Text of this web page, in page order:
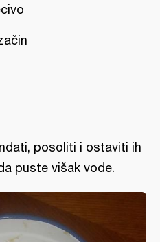
posoliti i ostaviti ih
puste višak vode.